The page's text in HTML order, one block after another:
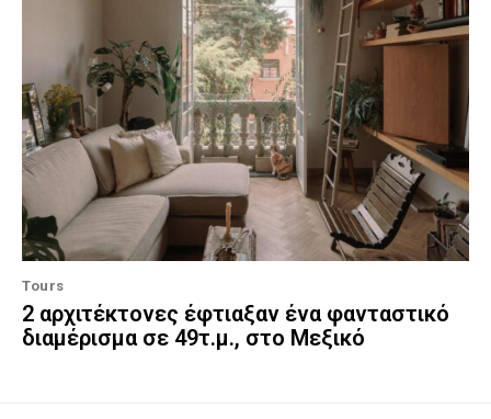
Tours
2 αρχιτέκτονες έφτιαξαν ένα φανταστικό
διαμέρισμα σε 49τ.μ., στο Μεξικό